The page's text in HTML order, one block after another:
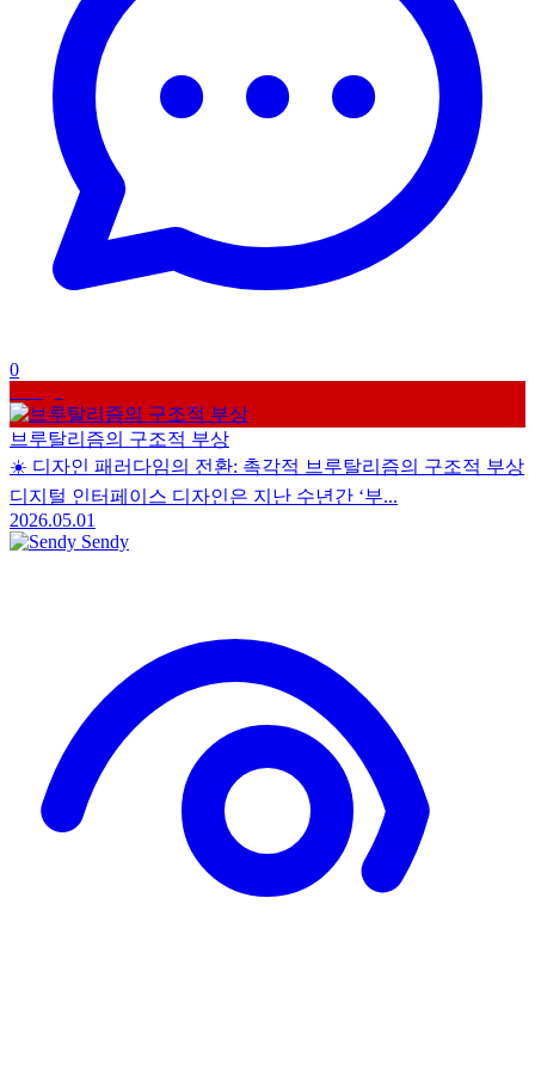
0
브루탈리즘의 구조적 부상
☀️ 디자인 패러다임의 전환: 촉각적 브루탈리즘의 구조적 부상
디지털 인터페이스 디자인은 지난 수년간 ‘부...
2026.05.01
Sendy